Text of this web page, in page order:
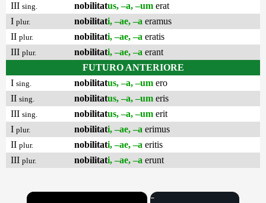
III sing. nobilitatus, –a, –um erat
I plur. nobilitati, –ae, –a eramus
II plur. nobilitati, –ae, –a eratis
III plur. nobilitati, –ae, –a erant
FUTURO ANTERIORE
I sing. nobilitatus, –a, –um ero
II sing. nobilitatus, –a, –um eris
III sing. nobilitatus, –a, –um erit
I plur. nobilitati, –ae, –a erimus
II plur. nobilitati, –ae, –a eritis
III plur. nobilitati, –ae, –a erunt
×